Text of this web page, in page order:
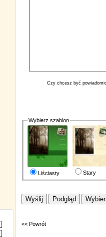
Czy chcesz być
Wybierz szablon
Liściasty Stary
<< Powrót